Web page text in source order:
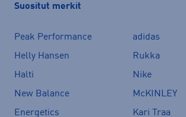
Suositut merkit
Peak Performance
adidas
Helly Hansen
Rukka
Halti
Nike
New Balance
McKINLEY
Energetics
Kari Traa